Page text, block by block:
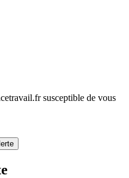
susceptible de vous